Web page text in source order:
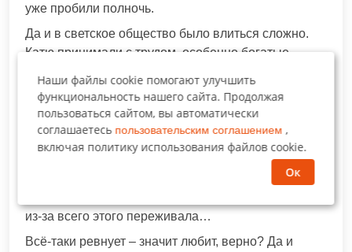
уже пробили полночь.
Да и в светское общество было влиться сложно.
Катю принимали с трудом, особенно богатые
Порой Давид говорил жене, с упреком, что
стыдится некоторых привычек и черт характера
Кати…
Тех, что когда-то ему в жене безумно нравились, но
из-за всего этого переживала…
Всё-таки ревнует – значит любит, верно? Да и
Наши файлы cookie помогают улучшить
функциональность нашего сайта. Продолжая
пользоваться сайтом, вы автоматически
соглашаетесь пользовательским соглашением ,
включая политику использования файлов cookie.
Ок